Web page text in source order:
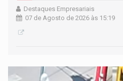
Destaques Empresariais
07 de Agosto de 2026 às 15:19